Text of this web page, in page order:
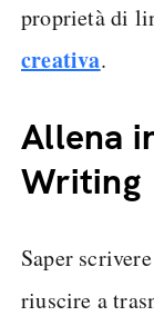
proprietà di
creativa.
Allena
Writing
Saper
riuscire a